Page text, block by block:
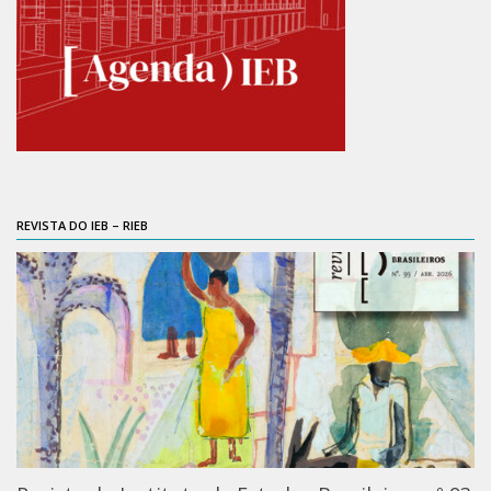
Catálogo on-line
Exposições Passadas
Aquisição de Acervo
Reprodução
Extroversão
Projeto Brasil-África
Projeto Brasil Ciência
Dicionários
Bluteau
Medicina
REVISTA DO IEB – RIEB